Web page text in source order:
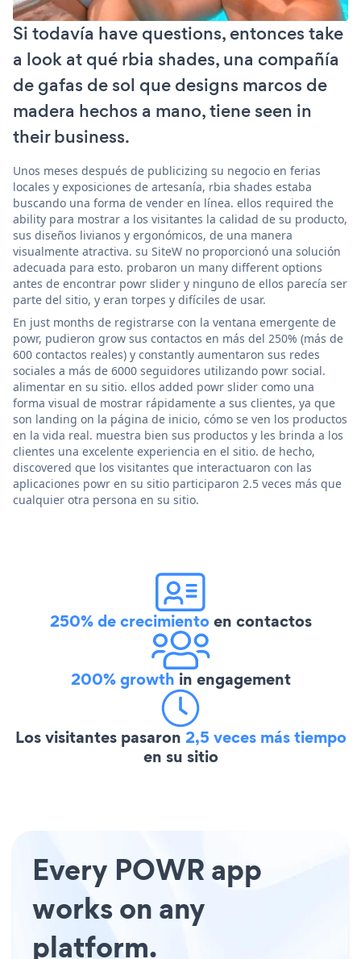
Si todavía have questions, entonces take
a look at qué rbia shades, una compañía
de gafas de sol que designs marcos de
madera hechos a mano, tiene seen in
their business.
Unos meses después de publicizing su negocio en ferias
locales y exposiciones de artesanía, rbia shades estaba
buscando una forma de vender en línea. ellos required the
ability para mostrar a los visitantes la calidad de su producto,
sus diseños livianos y ergonómicos, de una manera
visualmente atractiva. su SiteW no proporcionó una solución
adecuada para esto. probaron un many different options
antes de encontrar powr slider y ninguno de ellos parecía ser
parte del sitio, y eran torpes y difíciles de usar.
En just months de registrarse con la ventana emergente de
powr, pudieron grow sus contactos en más del 250% (más de
600 contactos reales) y constantly aumentaron sus redes
sociales a más de 6000 seguidores utilizando powr social.
alimentar en su sitio. ellos added powr slider como una
forma visual de mostrar rápidamente a sus clientes, ya que
son landing on la página de inicio, cómo se ven los productos
en la vida real. muestra bien sus productos y les brinda a los
clientes una excelente experiencia en el sitio. de hecho,
discovered que los visitantes que interactuaron con las
aplicaciones powr en su sitio participaron 2.5 veces más que
cualquier otra persona en su sitio.
250% de crecimientoen contactos
200% growth in engagement
Los visitantes pasaron 2,5 veces más tiempo
en su sitio
Every POWR app
works on any
platform.